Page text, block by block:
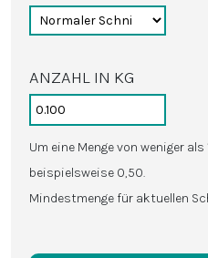
ANZAHL IN KG
Um eine Menge von weniger
beispielsweise 0,50.
Mindestmenge für aktuellen